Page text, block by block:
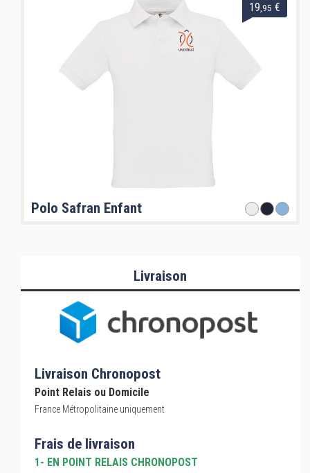
19 ,95 €
Polo Safran Enfant
Livraison
Livraison Chronopost
Point Relais ou Domicile
France Métropolitaine uniquement
Frais de livraison
1- EN POINT RELAIS CHRONOPOST